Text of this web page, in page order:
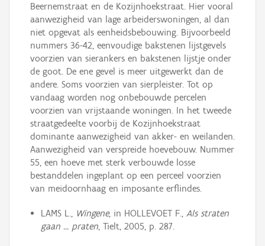
Beernemstraat en de Kozijnhoekstraat. Hier vooral
aanwezigheid van lage arbeiderswoningen, al dan
niet opgevat als eenheidsbebouwing. Bijvoorbeeld
nummers 36-42, eenvoudige bakstenen lijstgevels
voorzien van sierankers en bakstenen lijstje onder
de goot. De ene gevel is meer uitgewerkt dan de
andere. Soms voorzien van sierpleister. Tot op
vandaag worden nog onbebouwde percelen
voorzien van vrijstaande woningen. In het tweede
straatgedeelte voorbij de Kozijnhoekstraat
dominante aanwezigheid van akker- en weilanden.
Aanwezigheid van verspreide hoevebouw. Nummer
55, een hoeve met sterk verbouwde losse
bestanddelen ingeplant op een perceel voorzien
van meidoornhaag en imposante erflindes.
LAMS L., Wingene, in HOLLEVOET F., Als straten
gaan ... praten, Tielt, 2005, p. 287.